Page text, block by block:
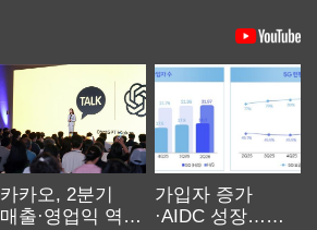
카카오, 2분기
매출·영업익 역대
가입자 증가
·AIDC 성장…